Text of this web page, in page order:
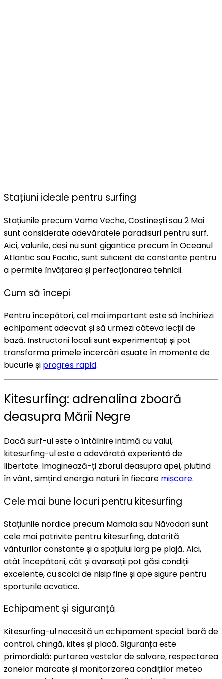
Stațiuni ideale pentru surfing
Stațiunile precum Vama Veche, Costinești sau 2 Mai
sunt considerate adevăratele paradisuri pentru surf.
Aici, valurile, deși nu sunt gigantice precum în Oceanul
Atlantic sau Pacific, sunt suficient de constante pentru
a permite învățarea și perfecționarea tehnicii.
Cum să începi
Pentru începători, cel mai important este să închiriezi
echipament adecvat și să urmezi câteva lecții de
bază. Instructorii locali sunt experimentați și pot
transforma primele încercări eșuate în momente de
bucurie și progres rapid.
Kitesurfing: adrenalina zboară
deasupra Mării Negre
Dacă surf-ul este o întâlnire intimă cu valul,
kitesurfing-ul este o adevărată experiență de
libertate. Imaginează-ți zborul deasupra apei, plutind
în vânt, simțind energia naturii în fiecare mișcare.
Cele mai bune locuri pentru kitesurfing
Stațiunile nordice precum Mamaia sau Năvodari sunt
cele mai potrivite pentru kitesurfing, datorită
vânturilor constante și a spațiului larg pe plajă. Aici,
atât începătorii, cât și avansații pot găsi condiții
excelente, cu scoici de nisip fine și ape sigure pentru
sporturile acvatice.
Echipament și siguranță
Kitesurfing-ul necesită un echipament special: bară de
control, chingă, kites și placă. Siguranța este
primordială: purtarea vestelor de salvare, respectarea
zonelor marcate și monitorizarea condițiilor meteo